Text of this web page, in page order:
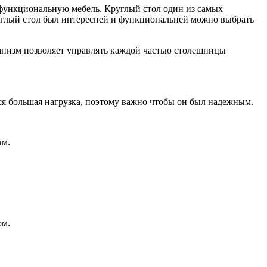
мебель. Круглый стол один из самых
стол был интересней и функциональней можно выбрать
позволяет управлять каждой частью столешницы
большая нагрузка, поэтому важно чтобы он был надежным.